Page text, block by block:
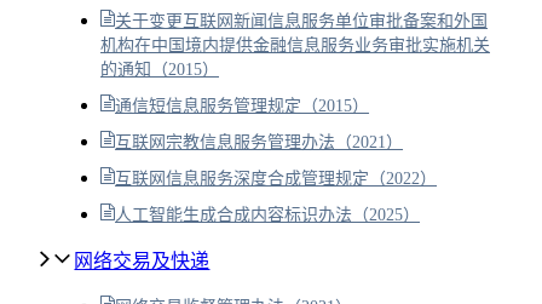
关于变更互联网新闻信息服务单位审批备案和外国
机构在中国境内提供金融信息服务业务审批实施机关
的通知（2015）
通信短信息服务管理规定（2015）
互联网宗教信息服务管理办法（2021）
互联网信息服务深度合成管理规定（2022）
人工智能生成合成内容标识办法（2025）
网络交易及快递